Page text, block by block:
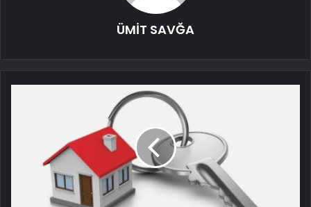
ÜMİT SAVĞA